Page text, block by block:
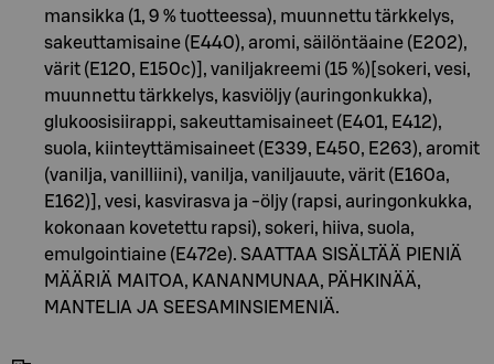
mansikka (1, 9 % tuotteessa), muunnettu tärkkelys,
sakeuttamisaine (E440), aromi, säilöntäaine (E202),
värit (E120, E150c)], vaniljakreemi (15 %)[sokeri, vesi,
muunnettu tärkkelys, kasviöljy (auringonkukka),
glukoosisiirappi, sakeuttamisaineet (E401, E412),
suola, kiinteyttämisaineet (E339, E450, E263), aromit
(vanilja, vanilliini), vanilja, vaniljauute, värit (E160a,
E162)], vesi, kasvirasva ja -öljy (rapsi, auringonkukka,
kokonaan kovetettu rapsi), sokeri, hiiva, suola,
emulgointiaine (E472e). SAATTAA SISÄLTÄÄ PIENIÄ
MÄÄRIÄ MAITOA, KANANMUNAA, PÄHKINÄÄ,
MANTELIA JA SEESAMINSIEMENIÄ.